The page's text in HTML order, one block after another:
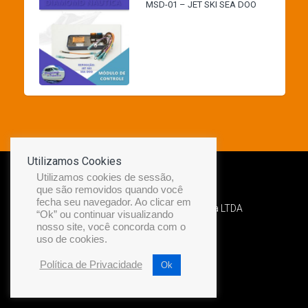
MSD-01 – JET SKI SEA DOO
Desenvolvido por Diamond Náutica LTDA
Utilizamos Cookies
Utilizamos cookies de sessão,
que são removidos quando você
fecha seu navegador. Ao clicar em
“Ok” ou continuar visualizando
nosso site, você concorda com o
uso de cookies.
Política de Privacidade Ok